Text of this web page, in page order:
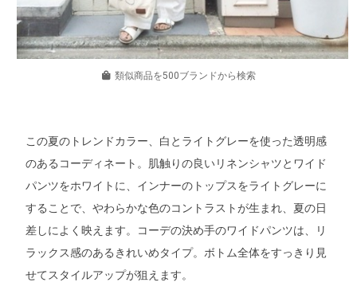
類似商品を500ブランドから検索
この夏のトレンドカラー、白とライトグレーを使った透明感
のあるコーディネート。肌触りの良いリネンシャツとワイド
パンツをホワイトに、インナーのトップスをライトグレーに
することで、やわらかな色のコントラストが生まれ、夏の日
差しによく映えます。コーデの決め手のワイドパンツは、リ
ラックス感のあるきれいめタイプ。ボトム全体をすっきり見
せてスタイルアップが狙えます。